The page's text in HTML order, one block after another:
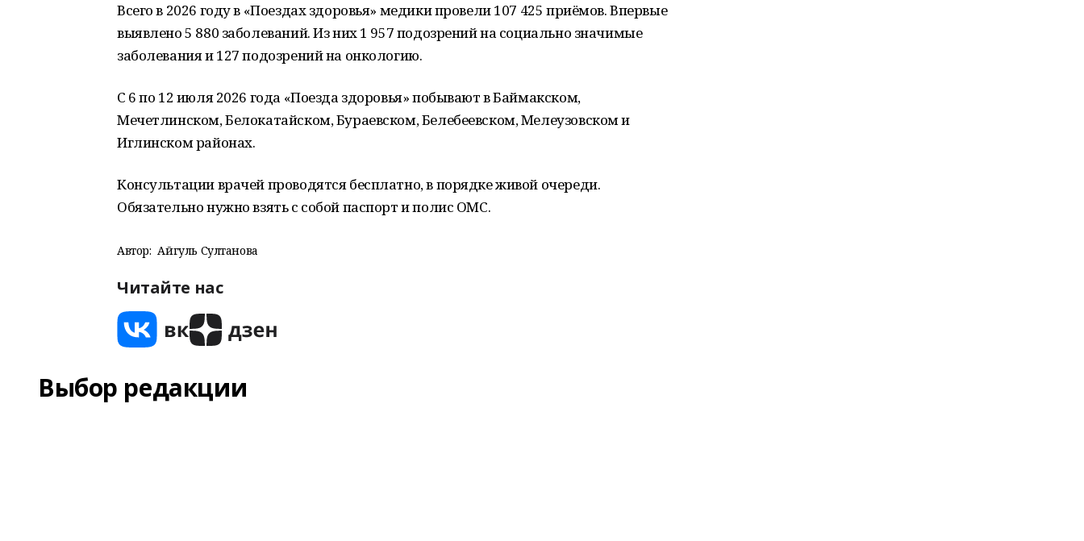
Всего в 2026 году в «Поездах здоровья» медики провели 107 425 приёмов. Впервые
выявлено 5 880 заболеваний. Из них 1 957 подозрений на социально значимые
заболевания и 127 подозрений на онкологию.
С 6 по 12 июля 2026 года «Поезда здоровья» побывают в Баймакском,
Мечетлинском, Белокатайском, Бураевском, Белебеевском, Мелеузовском и
Иглинском районах.
Консультации врачей проводятся бесплатно, в порядке живой очереди.
Обязательно нужно взять с собой паспорт и полис ОМС.
Автор: Айгуль Султанова
Читайте нас
Выбор редакции